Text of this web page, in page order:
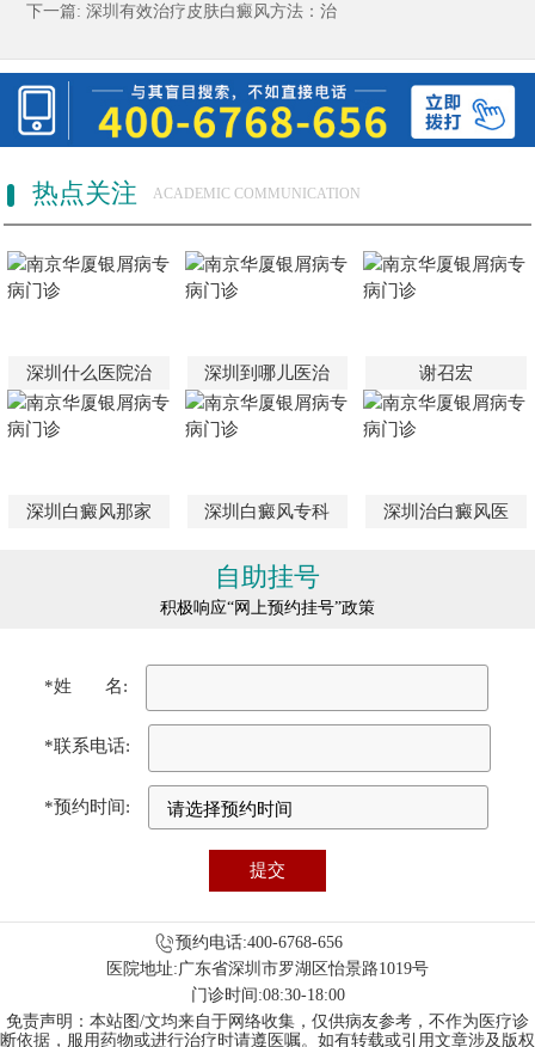
下一篇: 深圳有效治疗皮肤白癜风方法：治
热点关注 ACADEMIC COMMUNICATION
深圳什么医院治 深圳到哪儿医治 谢召宏
深圳白癜风那家 深圳白癜风专科 深圳治白癜风医
自助挂号
积极响应“网上预约挂号”政策
*姓 名:
*联系电话:
*预约时间:
预约电话:400-6768-656
医院地址:广东省深圳市罗湖区怡景路1019号
门诊时间:08:30-18:00
免责声明：本站图/文均来自于网络收集，仅供病友参考，不作为医疗诊
断依据，服用药物或进行治疗时请遵医嘱。如有转载或引用文章涉及版权